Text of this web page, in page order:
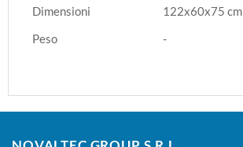
Dimensioni 122x60x75 cm
Peso
-